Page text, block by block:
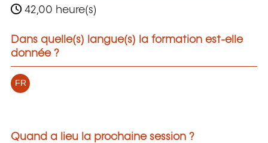
42,00 heure(s)
Dans quelle(s) langue(s) la formation est-elle
donnée ?
FR
Quand a lieu la prochaine session ?